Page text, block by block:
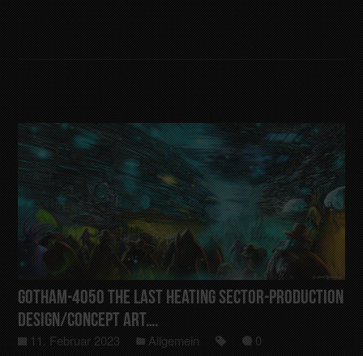
Gotham-4050 The last Heating Sector-Production
Design/Concept Art….
11. Februar 2023 Allgemein 0